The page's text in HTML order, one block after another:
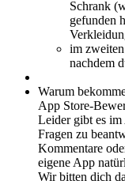
Schrank
gefunden
im
nachdem
Warum
App Store-
Leider gibt es
Fragen zu
Kommentare
eigene App
Wir bitten dich